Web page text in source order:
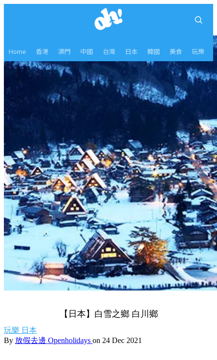
Home 香港 澳門 中國 台灣 日本 韓國 美食 玩樂
【日本】白雪之鄉 白川鄉
玩樂 日本
By 放假去邊 Openholidays on 24 Dec 2021